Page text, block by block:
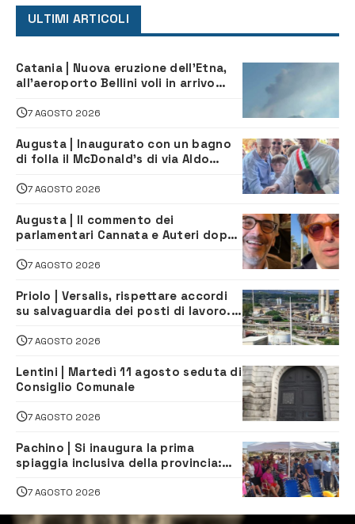
ULTIMI ARTICOLI
Catania | Nuova eruzione dell’Etna,
all’aeroporto Bellini voli in arrivo
7 AGOSTO 2026
Augusta | Inaugurato con un bagno
di folla il McDonald’s di via Aldo
7 AGOSTO 2026
Augusta | Il commento dei
parlamentari Cannata e Auteri dopo
depuratore
7 AGOSTO 2026
Priolo | Versalis, rispettare accordi
su salvaguardia dei posti di lavoro. Il
7 AGOSTO 2026
Lentini | Martedì 11 agosto seduta di
Consiglio Comunale
7 AGOSTO 2026
Pachino | Si inaugura la prima
spiaggia inclusiva della provincia:
tutti
7 AGOSTO 2026